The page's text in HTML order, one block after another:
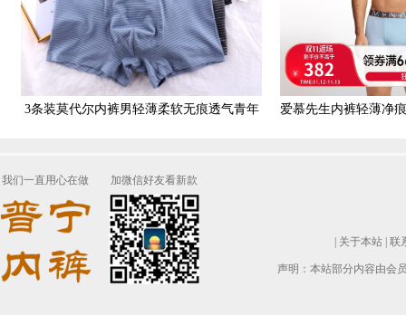
3条装莫代尔内裤男轻薄柔软无痕透气青年
爱慕先生内裤轻薄净
关于本站 联
声明：本站部分内容由会
我们一直用心在做 加微信好友看新款